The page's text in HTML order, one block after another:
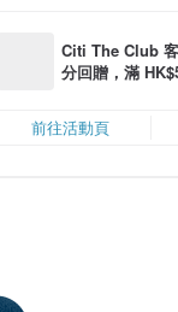
Citi The Club
分回贈，滿
前往活動頁